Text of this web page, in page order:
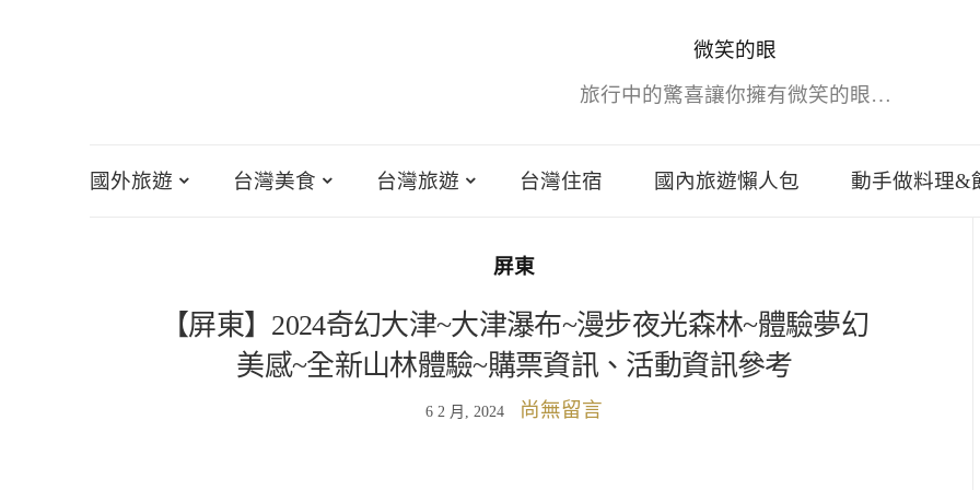
微笑的眼
旅行中的驚喜讓你擁有微笑的眼…
國外旅遊 台灣美食 台灣旅遊 台灣住宿 國內旅遊懶人包 動手做料理&
屏東
【屏東】2024奇幻大津~大津瀑布~漫步夜光森林~體驗夢幻
美感~全新山林體驗~購票資訊、活動資訊參考
6 2 月, 2024 尚無留言